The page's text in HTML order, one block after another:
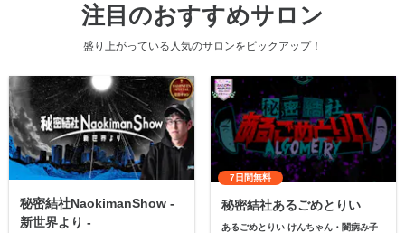
注目のおすすめサロン
盛り上がっている人気のサロンをピックアップ！
秘密結社NaokimanShow -
新世界より -
7日間無料
秘密結社あるごめとりい
あるごめとりい けんちゃん・闇病み子